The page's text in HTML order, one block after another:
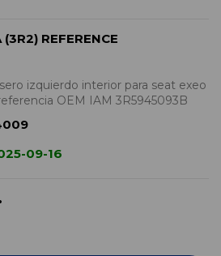
REFERENCE
izquierdo interior para seat exeo
OEM IAM 3R5945093B
09-16